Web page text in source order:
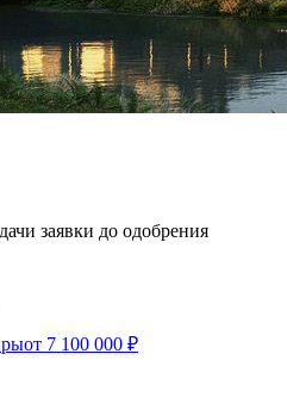
заявки до одобрения
от 7 100 000 ₽